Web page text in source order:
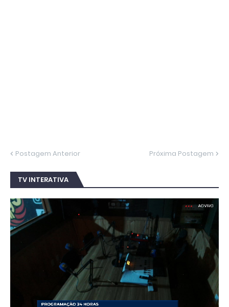
Postagem Anterior Próxima Postagem
TV INTERATIVA